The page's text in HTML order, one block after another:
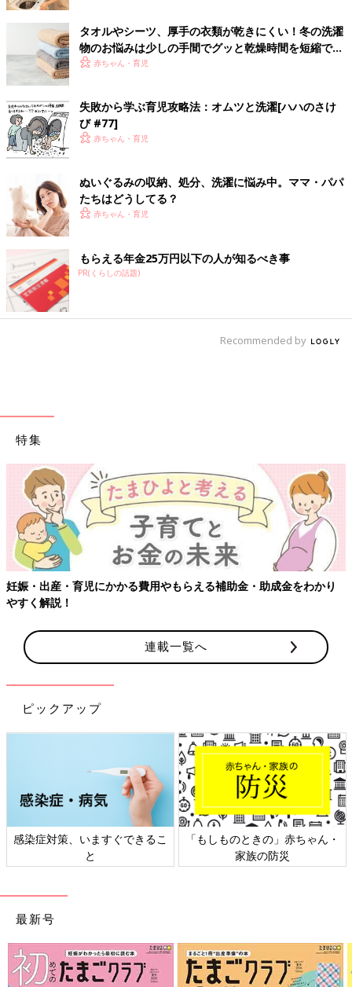
Q .裏返しで洗ったほうがいいものはある？
A.【靴下など内側のにおいが気になるものは裏返しで】
汗や皮脂、角質など、においの原因となる汚れは、内側に付着し
ます。そのため、靴下などは裏返しで洗うほうが、洗剤液の水流
や、ほかの衣類とのこすれによる力が直接当たり、汚れやにおい
を落としやすくなります。ただし、子どもの靴下のように、どろ
や黒ずみなどの目立つ汚れが表側に多い場合は、表にして洗いま
Q .洗濯機に入れる順番と汚れ落ちは関係ある？
縦型洗濯機は下部分、つまりは最初に入
れるもののほうが汚れが落ちやすくなります。そのため、タオル
など汚れが多いものは、先に入れて。ただ、洗濯機の中の量を７
ちは均一に。縦型でもドラム式でも容量には余裕を持って、洗濯
坂政晴（STUH）取材・文／江原めぐみ、ひよこクラブ編集部
に雲泥の差が?!＿子育て家庭の洗濯“ある
ある”を洗濯ブラザーズが解決！
子育て家庭では、毎日の家事として切り離せな
い洗濯。でも、家庭で行われている洗濯は意外
と間違いが多いのだそう。そこで、最近メディ
アに引っ張りだこの「洗濯ブラザーズ」に、洗
濯にまつわる正しい知識を教えてもらうこの連
載。第５回目は、「正しい洗濯ネットの使い
「部屋干しでNGはこと」やっていませんでしたか？いつものお
洗濯にちょっとした工夫で、梅雨時期を乗り越えられそうです
ね。今年の梅雨から、「アーチ干し」をはじめましょう。
ライオンの社員として洗濯用洗剤などの製品開発・調査に約20年
携わる。2 児の母親としての経験と研究活動を融合。毎日の洗濯
に役立つ情報を伝えている。
タオルやシーツ、厚手の衣類が乾きにくい！冬の洗濯
物のお悩みは少しの手間でグッと乾燥時間を短縮でき
る！赤ちゃん・育児
失敗から学ぶ育児攻略法：オムツと洗濯[ハハのさけ
び #77]
赤ちゃん・育児
ぬいぐるみの収納、処分、洗濯に悩み中。ママ・パパ
たちはどうしてる？
赤ちゃん・育児
もらえる年金25万円以下の人が知るべき事
PR(くらしの話題)
Recommended by
特集
妊娠・出産・育児にかかる費用やもらえる補助金・助成金をわかり
やすく解説！
連載一覧へ
ピックアップ
感染症対策、いますぐできるこ
と
「もしものときの」赤ちゃん・
家族の防災
最新号